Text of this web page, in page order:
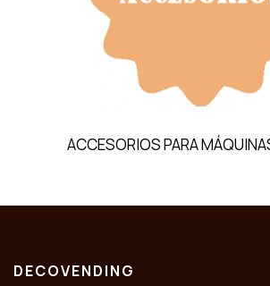
ACCESORIOS PARA
DECOVENDING